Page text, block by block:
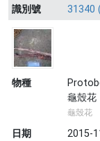
識別號
31340
物種
龜殼花
龜殼花
日期
2015-